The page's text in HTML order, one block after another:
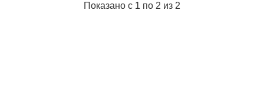
Показано с 1 по 2 из 2